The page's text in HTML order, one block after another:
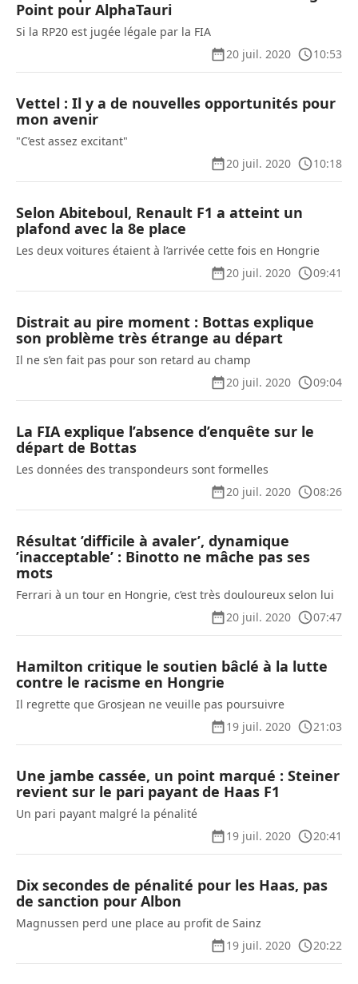
Point pour AlphaTauri
Si la RP20 est jugée légale par la FIA
20 juil. 2020
10:53
Vettel : Il y a de nouvelles opportunités pour
mon avenir
"C’est assez excitant"
20 juil. 2020
10:18
Selon Abiteboul, Renault F1 a atteint un
plafond avec la 8e place
Les deux voitures étaient à l’arrivée cette fois en Hongrie
20 juil. 2020
09:41
Distrait au pire moment : Bottas explique
son problème très étrange au départ
Il ne s’en fait pas pour son retard au champ
20 juil. 2020
09:04
La FIA explique l’absence d’enquête sur le
départ de Bottas
Les données des transpondeurs sont formelles
20 juil. 2020
08:26
Résultat ’difficile à avaler’, dynamique
’inacceptable’ : Binotto ne mâche pas ses
mots
Ferrari à un tour en Hongrie, c’est très douloureux selon lui
20 juil. 2020
07:47
Hamilton critique le soutien bâclé à la lutte
contre le racisme en Hongrie
Il regrette que Grosjean ne veuille pas poursuivre
19 juil. 2020
21:03
Une jambe cassée, un point marqué : Steiner
revient sur le pari payant de Haas F1
Un pari payant malgré la pénalité
19 juil. 2020
20:41
Dix secondes de pénalité pour les Haas, pas
de sanction pour Albon
Magnussen perd une place au profit de Sainz
19 juil. 2020
20:22